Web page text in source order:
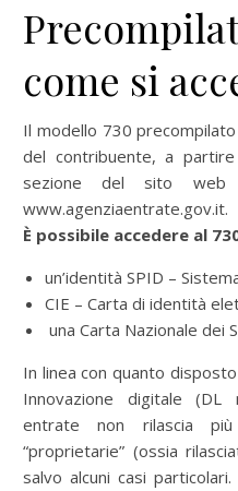
come si
Il modello 730
del contribuente, a
sezione del sito web
www.agenziaentrate.gov.it.
È possibile accedere al
un’identità SPID –
CIE – Carta di identità
una Carta Nazionale dei
In linea con quanto
Innovazione digitale (DL
entrate non rilascia
“proprietarie” (ossia
salvo alcuni casi